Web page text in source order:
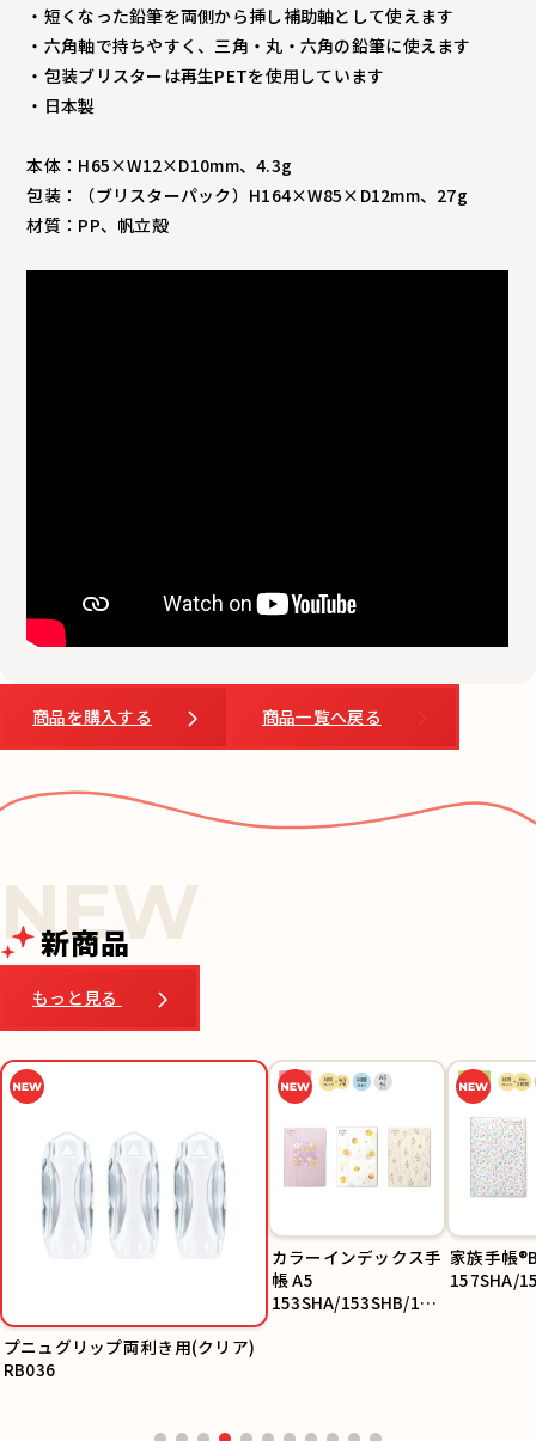
・短くなった鉛筆を両側から挿し補助軸として使えます
・六角軸で持ちやすく、三角・丸・六角の鉛筆に使えます
・包装ブリスターは再生PETを使用しています
・日本製
本体：H65×W12×D10mm、4.3g
包装：（ブリスターパック）H164×W85×D12mm、27g
材質：PP、帆立殻
商品を購入する 商品一覧へ戻る
新商品
もっと見る
プニュグリップ両利き用(クリア)
RB036
カラーインデックス手
帳 A5
153SHA/153SHB/153
家族手帳
157SHA/